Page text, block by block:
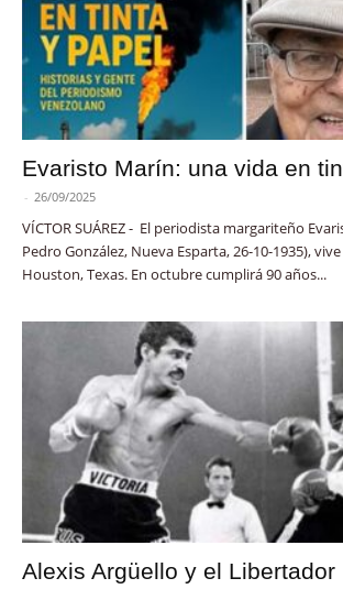
Evaristo Marín: una vida en
- 26/09/2025
VÍCTOR SUÁREZ - El periodista margariteño
Pedro González, Nueva Esparta, 26-10-1935),
Houston, Texas. En octubre cumplirá 90 años...
Alexis Argüello y el Libertador